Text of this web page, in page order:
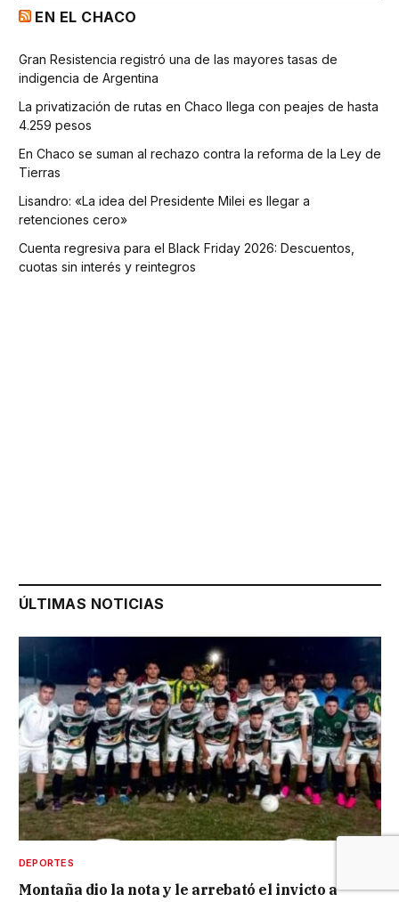
EN EL CHACO
Gran Resistencia registró una de las mayores tasas de
indigencia de Argentina
La privatización de rutas en Chaco llega con peajes de hasta
4.259 pesos
En Chaco se suman al rechazo contra la reforma de la Ley de
Tierras
Lisandro: «La idea del Presidente Milei es llegar a
retenciones cero»
Cuenta regresiva para el Black Friday 2026: Descuentos,
cuotas sin interés y reintegros
ÚLTIMAS NOTICIAS
DEPORTES
Montaña dio la nota y le arrebató el invicto a